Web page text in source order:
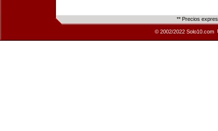
** Precios
© 2002/2022 Solo10.com